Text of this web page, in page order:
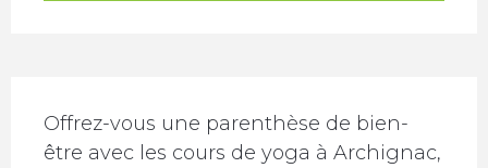
Description
Offrez-vous une parenthèse de bien-
être avec les cours de yoga à Archignac,